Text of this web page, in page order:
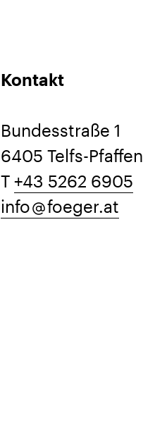
Kontakt
Bundesstraße 1
6405 Telfs-
T +43 5262 6905
info
foeger.at